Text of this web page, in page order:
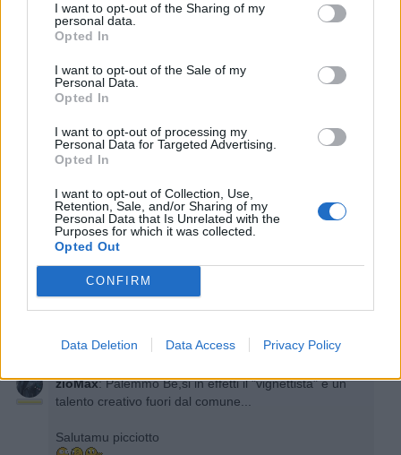
I want to opt-out of the Sharing of my
personal data.
Opted In
I want to opt-out of the Sale of my
Personal Data.
Opted In
I want to opt-out of processing my
Personal Data for Targeted Advertising.
Opted In
I want to opt-out of Collection, Use,
Retention, Sale, and/or Sharing of my
Personal Data that Is Unrelated with the
Purposes for which it was collected.
Opted Out
CONFIRM
Data Deletion Data Access Privacy Policy
Quaranty:zioMax
16 Luglio alle ore 11:39
·Ti stimo·
2
·Ti stimo·Rispondi
zioMax:Palemmo Bè,si in effetti il "vignettista" è un
talento creativo fuori dal comune...
Salutamu picciotto